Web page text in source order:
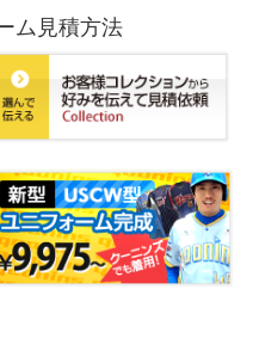
ム見積方法